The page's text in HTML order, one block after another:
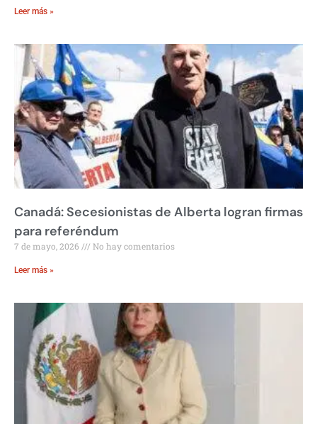
Leer más »
Canadá: Secesionistas de Alberta logran firmas
para referéndum
7 de mayo, 2026 No hay comentarios
Leer más »